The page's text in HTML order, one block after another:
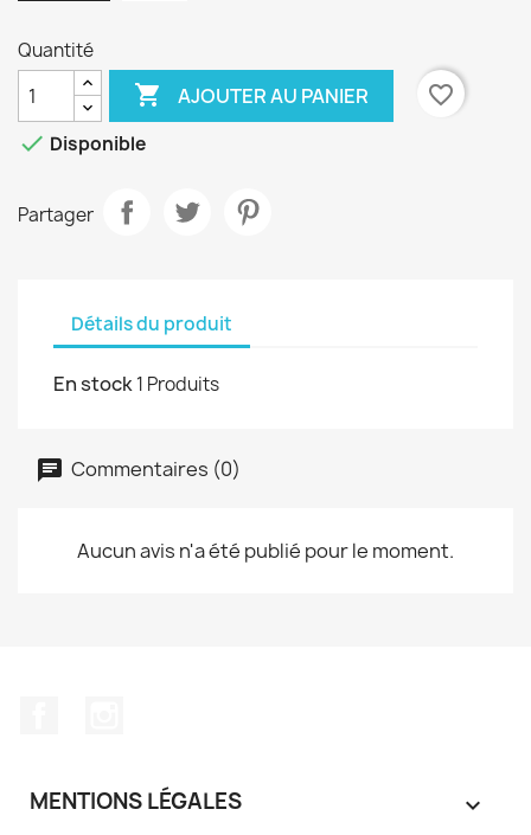
Quantité
 AJOUTER AU PANIER
favorite_border
 Disponible
Partager
Détails du produit
En stock1 Produits
Commentaires (0)
Aucun avis n'a été publié pour le moment.
MENTIONS LÉGALES 